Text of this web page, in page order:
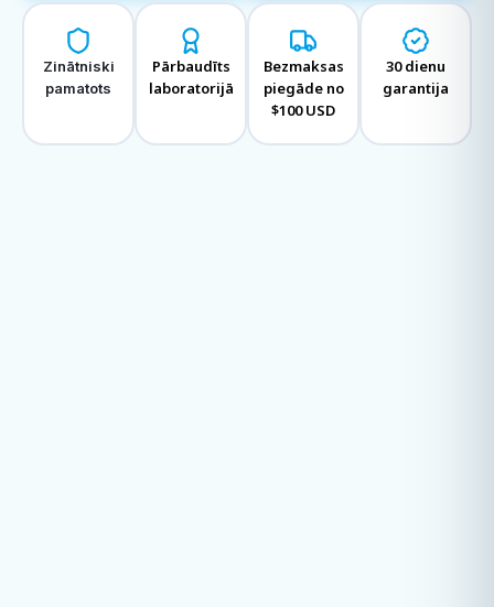
Zinātniski
pamatots
Pārbaudīts
laboratorijā
Bezmaksas
piegāde no
$100 USD
30 dienu
garantija